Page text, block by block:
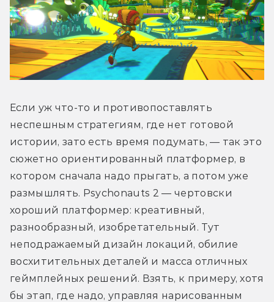
Если уж что-то и противопоставлять
неспешным стратегиям, где нет готовой
истории, зато есть время подумать, — так это
сюжетно ориентированный платформер, в
котором сначала надо прыгать, а потом уже
размышлять. Psychonauts 2 — чертовски
хороший платформер: креативный,
разнообразный, изобретательный. Тут
неподражаемый дизайн локаций, обилие
восхитительных деталей и масса отличных
геймплейных решений. Взять, к примеру, хотя
бы этап, где надо, управляя нарисованным